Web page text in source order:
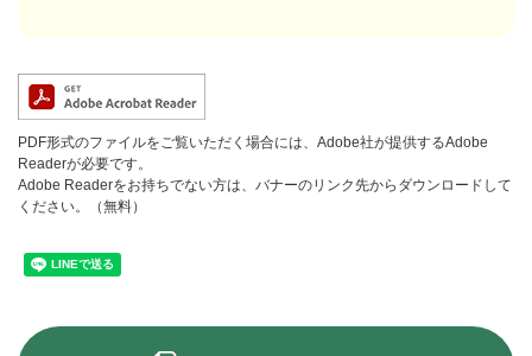
PDF形式のファイルをご覧いただく場合には、Adobe社が提供するAdobe
Readerが必要です。
Adobe Readerをお持ちでない方は、バナーのリンク先からダウンロードして
ください。（無料）